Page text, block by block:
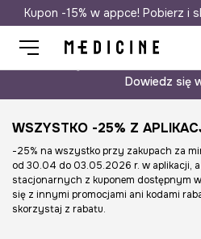
Darmowa dostawa
Kupon -15% w appce! Pobierz i
Dowiedz się
WSZYSTKO -25% Z
-25% na wszystko przy zakupach za
od 30.04 do 03.05.2026 r. w aplikacji, a
stacjonarnych z kuponem dostępnym
się z innymi promocjami ani kodami
skorzystaj z rabatu.